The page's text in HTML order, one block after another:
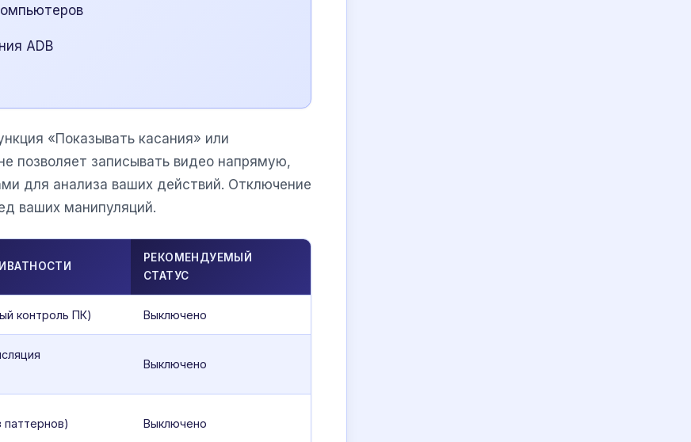
ADB
«Показывать касания» или
позволяет записывать видео напрямую,
для анализа ваших действий. Отключение
ваших манипуляций.
РЕКОМЕНДУЕМЫЙ
СТАТУС
контроль ПК) Выключено
Выключено
паттернов) Выключено